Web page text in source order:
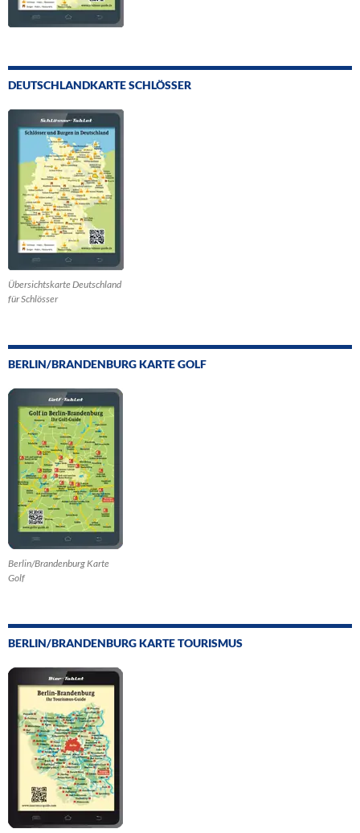
DEUTSCHLANDKARTE SCHLÖSSER
Übersichtskarte Deutschland
für Schlösser
BERLIN/BRANDENBURG KARTE GOLF
Berlin/Brandenburg Karte
Golf
BERLIN/BRANDENBURG KARTE TOURISMUS